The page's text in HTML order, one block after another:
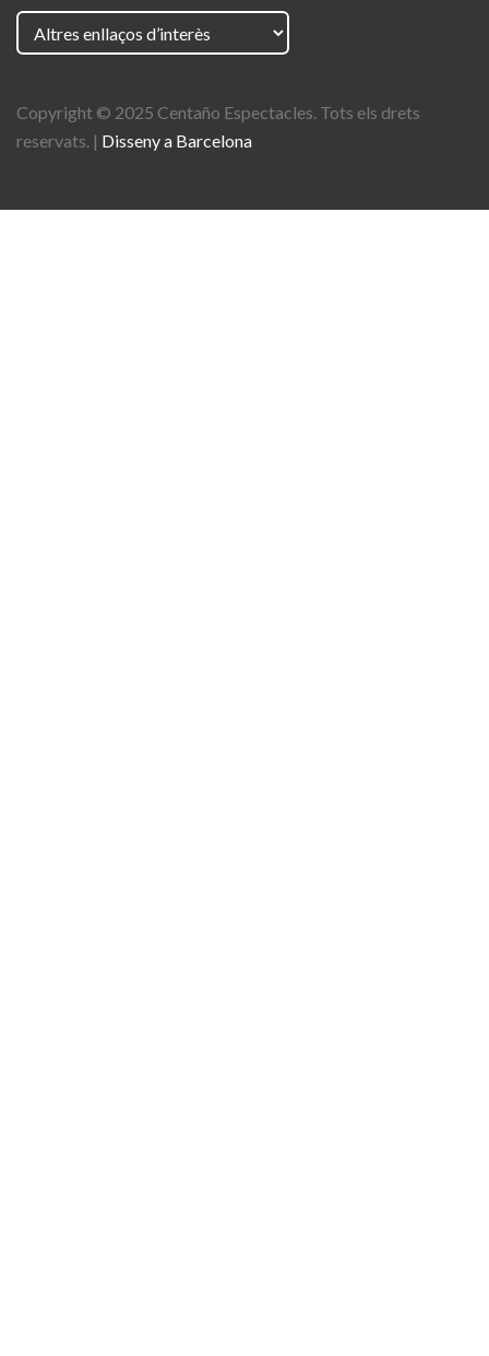
Copyright © 2025 Centaño Espectacles. Tots els drets
reservats. | Disseny a Barcelona